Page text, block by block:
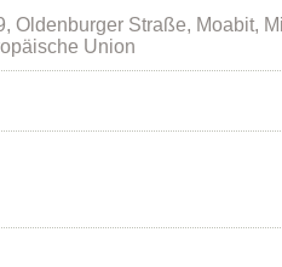
Oldenburger Straße, Moabit,
Union